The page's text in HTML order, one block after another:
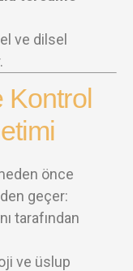
ve dilsel
Kontrol
önce
geçer:
tarafından
ve üslup